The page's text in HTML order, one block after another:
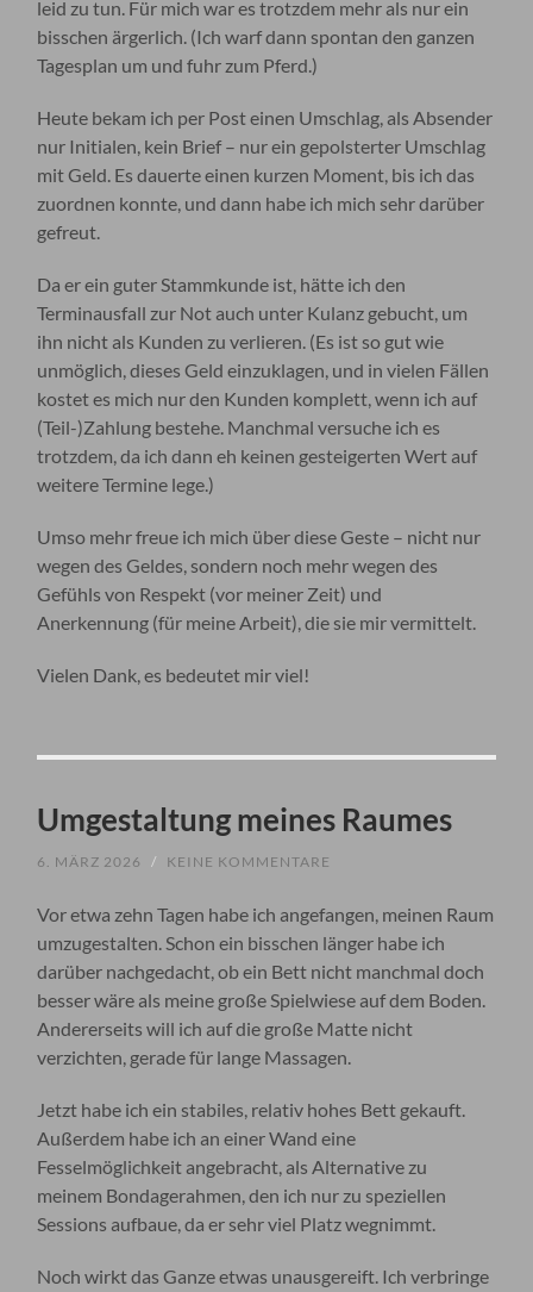
leid zu tun. Für mich war es trotzdem mehr als nur ein
bisschen ärgerlich. (Ich warf dann spontan den ganzen
Tagesplan um und fuhr zum Pferd.)
Heute bekam ich per Post einen Umschlag, als Absender
nur Initialen, kein Brief – nur ein gepolsterter Umschlag
mit Geld. Es dauerte einen kurzen Moment, bis ich das
zuordnen konnte, und dann habe ich mich sehr darüber
gefreut.
Da er ein guter Stammkunde ist, hätte ich den
Terminausfall zur Not auch unter Kulanz gebucht, um
ihn nicht als Kunden zu verlieren. (Es ist so gut wie
unmöglich, dieses Geld einzuklagen, und in vielen Fällen
kostet es mich nur den Kunden komplett, wenn ich auf
(Teil-)Zahlung bestehe. Manchmal versuche ich es
trotzdem, da ich dann eh keinen gesteigerten Wert auf
weitere Termine lege.)
Umso mehr freue ich mich über diese Geste – nicht nur
wegen des Geldes, sondern noch mehr wegen des
Gefühls von Respekt (vor meiner Zeit) und
Anerkennung (für meine Arbeit), die sie mir vermittelt.
Vielen Dank, es bedeutet mir viel!
Umgestaltung meines Raumes
6. MÄRZ 2026 / KEINE KOMMENTARE
Vor etwa zehn Tagen habe ich angefangen, meinen Raum
umzugestalten. Schon ein bisschen länger habe ich
darüber nachgedacht, ob ein Bett nicht manchmal doch
besser wäre als meine große Spielwiese auf dem Boden.
Andererseits will ich auf die große Matte nicht
verzichten, gerade für lange Massagen.
Jetzt habe ich ein stabiles, relativ hohes Bett gekauft.
Außerdem habe ich an einer Wand eine
Fesselmöglichkeit angebracht, als Alternative zu
meinem Bondagerahmen, den ich nur zu speziellen
Sessions aufbaue, da er sehr viel Platz wegnimmt.
Noch wirkt das Ganze etwas unausgereift. Ich verbringe